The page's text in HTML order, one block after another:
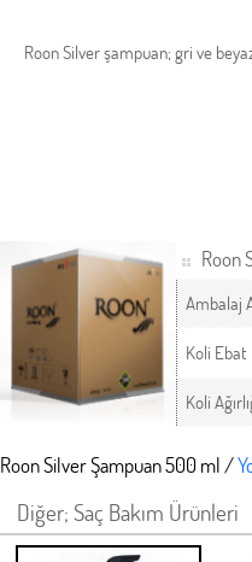
Roon Silver şampuan; gri ve
Roon
Ambalaj
Koli Ebat
Koli
Roon Silver Şampuan 500 ml /
Diğer; Saç Bakım Ürünleri